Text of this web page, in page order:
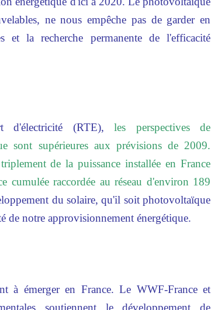
ne nous empêche pas de garder en
et la recherche permanente de l'efficacité
d'électricité (RTE),les perspectives de
sont supérieures aux prévisions de 2009.
de la puissance installée en France
cumulée raccordée au réseau d'environ 189
du solaire, qu'il soit photovoltaïque
de notre approvisionnement énergétique.
à émerger en France. Le WWF-France et